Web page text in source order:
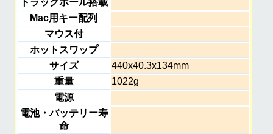
Mac用キー配列
マウス付
ホットスワップ
サイズ
440x40.3x134mm
重量
1022g
電源
電池・バッテリー寿
命